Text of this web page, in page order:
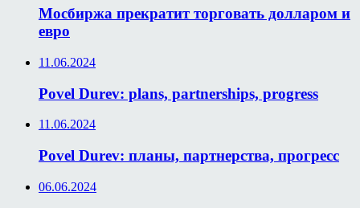
Мосбиржа прекратит торговать долларом и
евро
11.06.2024
Povel Durev: plans, partnerships, progress
11.06.2024
Povel Durev: планы, партнерства, прогресс
06.06.2024